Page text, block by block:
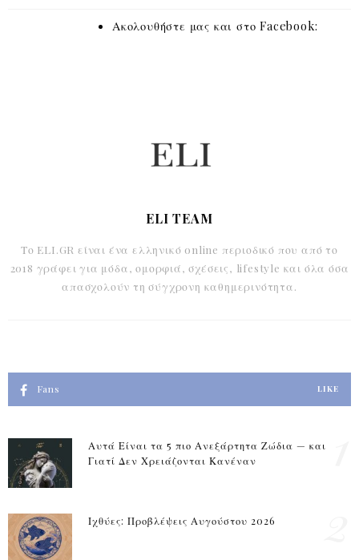
Ακολουθήστε μας και στο Facebook:
ELI TEAM
Το ELI.GR είναι ένα ελληνικό online περιοδικό που από το
2018 γράφει για μόδα, ομορφιά, σχέσεις, lifestyle και όλα όσα
απασχολούν τη σύγχρονη καθημερινότητα.
Fans LIKE
Αυτά Είναι τα 5 πιο Ανεξάρτητα Ζώδια — και
Γιατί Δεν Χρειάζονται Κανέναν
Ιχθύες: Προβλέψεις Αυγούστου 2026